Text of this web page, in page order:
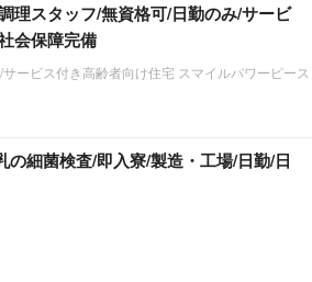
理スタッフ/無資格可/日勤のみ/サービ
会保障完備
ービス付き高齢者向け住宅 スマイルパワーピース
の細菌検査/即入寮/製造・工場/日勤/日